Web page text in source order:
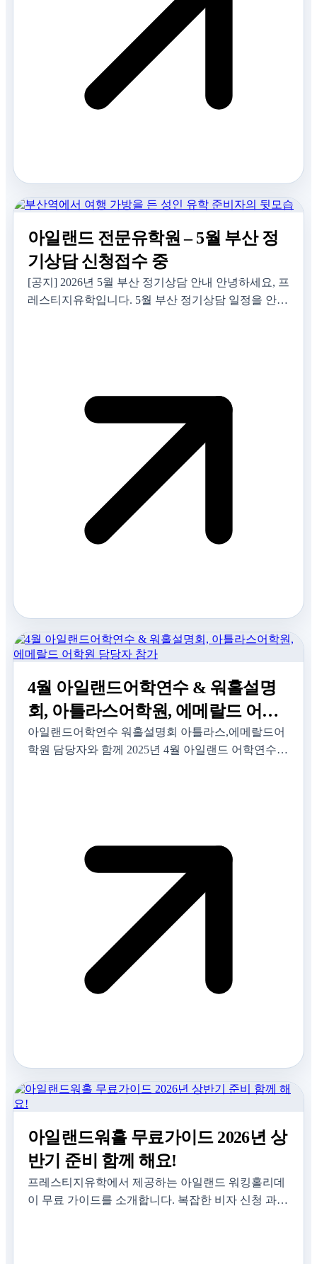
아일랜드 전문유학원 – 5월 부산 정
기상담 신청접수 중
[공지] 2026년 5월 부산 정기상담 안내 안녕하세요, 프
레스티지유학입니다. 5월 부산 정기상담 일정을 안내
4월 아일랜드어학연수 & 워홀설명
회, 아틀라스어학원, 에메랄드 어학
원 담당자 참가
아일랜드어학연수 워홀설명회 아틀라스,에메랄드어
학원 담당자와 함께 2025년 4월 아일랜드 어학연수 &
아일랜드워홀 무료가이드 2026년 상
반기 준비 함께 해요!
프레스티지유학에서 제공하는 아일랜드 워킹홀리데
이 무료 가이드를 소개합니다. 복잡한 비자 신청 과정